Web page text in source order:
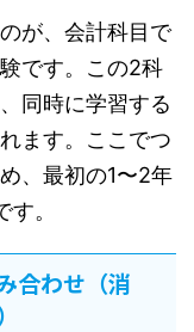
が、会計科目で
です。この2科
同時に学習する
ます。ここでつ
、最初の1〜2年
。
合わせ（消